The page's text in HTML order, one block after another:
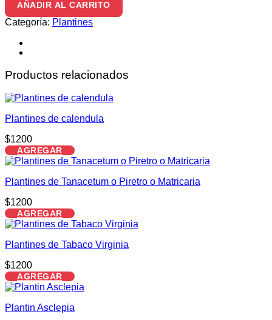
AÑADIR AL CARRITO
Categoría: Plantines
Productos relacionados
Plantines de calendula
$1200
AGREGAR
Plantines de Tanacetum o Piretro o Matricaria
$1200
AGREGAR
Plantines de Tabaco Virginia
$1200
AGREGAR
Plantin Asclepia